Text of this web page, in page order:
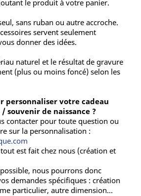
le produit à votre panier.
sans ruban ou autre accroche.
servent seulement
donner des idées.
naturel et le résultat de gravure
(plus ou moins foncé) selon les
personnaliser votre cadeau
souvenir de naissance ?
contacter pour toute question ou
sur la personnalisation :
est fait chez nous (création et
nous pourrons donc
demandes spécifiques : création
particulier, autre dimension...